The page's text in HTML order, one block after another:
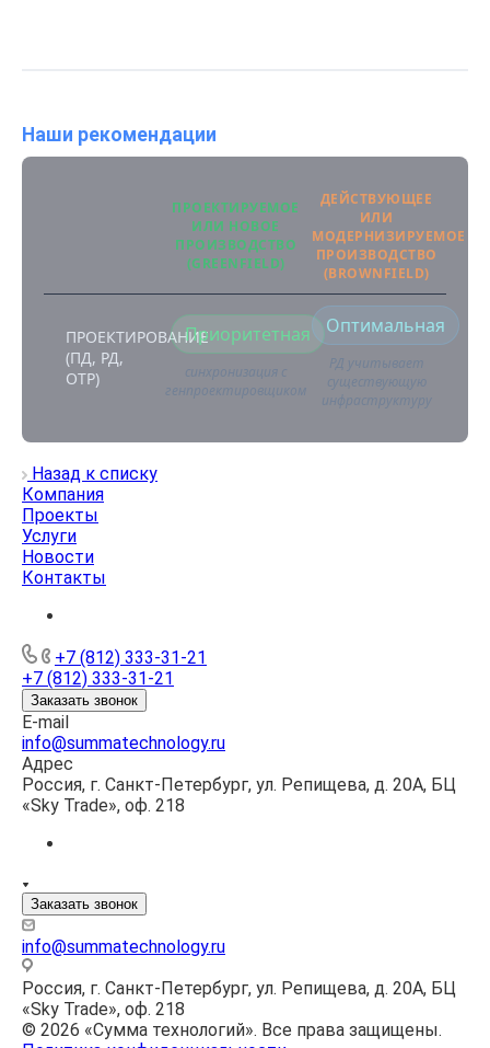
Наши рекомендации
ПРОЕКТИРУЕМОЕ
ИЛИ НОВОЕ
ПРОИЗВОДСТВО
(GREENFIELD)
ДЕЙСТВУЮЩЕЕ
ИЛИ
МОДЕРНИЗИРУЕМОЕ
ПРОИЗВОДСТВО
(BROWNFIELD)
ПРОЕКТИРОВАНИЕ
(ПД, РД,
ОТР)
Приоритетная
синхронизация с
генпроектировщиком
Оптимальная
РД учитывает
существующую
инфраструктуру
Назад к списку
Компания
Проекты
Услуги
Новости
Контакты
+7 (812) 333-31-21
+7 (812) 333-31-21
Заказать звонок
E-mail
info@summatechnology.ru
Адрес
Россия, г. Санкт-Петербург, ул. Репищева, д. 20А, БЦ
«Sky Trade», оф. 218
Заказать звонок
info@summatechnology.ru
Россия, г. Санкт-Петербург, ул. Репищева, д. 20А, БЦ
«Sky Trade», оф. 218
© 2026 «Сумма технологий». Все права защищены.